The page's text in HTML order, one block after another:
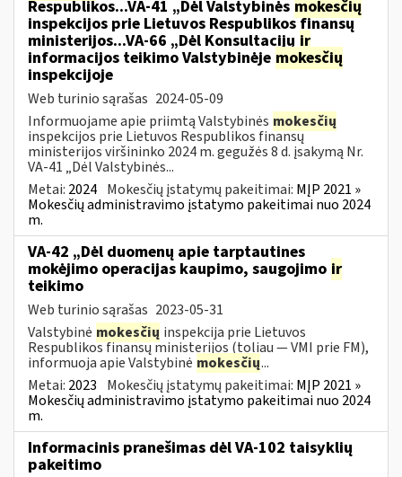
Respublikos...VA-41 „Dėl Valstybinės mokesčių
inspekcijos prie Lietuvos Respublikos finansų
ministerijos...VA-66 „Dėl Konsultacijų ir
informacijos teikimo Valstybinėje mokesčių
inspekcijoje
Web turinio sąrašas 2024-05-09
Informuojame apie priimtą Valstybinės mokesčių
inspekcijos prie Lietuvos Respublikos finansų
ministerijos viršininko 2024 m. gegužės 8 d. įsakymą Nr.
VA-41 „Dėl Valstybinės...
Metai: 2024 Mokesčių įstatymų pakeitimai: MĮP 2021 »
Mokesčių administravimo įstatymo pakeitimai nuo 2024
m.
VA-42 „Dėl duomenų apie tarptautines
mokėjimo operacijas kaupimo, saugojimo ir
teikimo
Web turinio sąrašas 2023-05-31
Valstybinė mokesčių inspekcija prie Lietuvos
Respublikos finansų ministerijos (toliau ― VMI prie FM),
informuoja apie Valstybinė mokesčių...
Metai: 2023 Mokesčių įstatymų pakeitimai: MĮP 2021 »
Mokesčių administravimo įstatymo pakeitimai nuo 2024
m.
Informacinis pranešimas dėl VA-102 taisyklių
pakeitimo